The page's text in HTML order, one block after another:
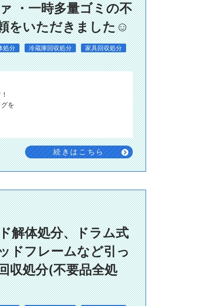
・一時多量ゴミの不
をいただきました☺️
処分 冷蔵庫回収処分
家具回収処分
を
続きはこちら
解体処分、ドラム式
ドフレームなど引っ
収処分(不要品全処